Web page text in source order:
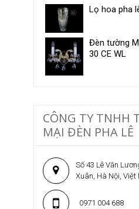
Lọ hoa pha
Đèn tường
30 CE WL
CÔNG TY TNHH
MẠI ĐÈN PHA LÊ
Số 43 Lê Văn
Xuân, Hà Nội, Việt
0971 004 688